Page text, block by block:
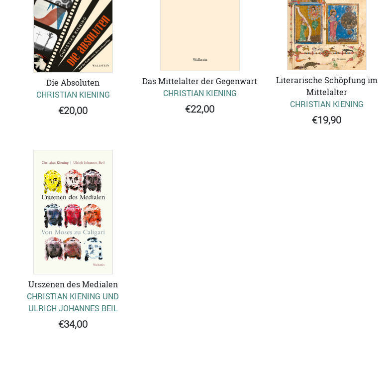
Die Absoluten
CHRISTIAN KIENING
€20,00
Das Mittelalter der Gegenwart
CHRISTIAN KIENING
€22,00
Literarische Schöpfung im
Mittelalter
CHRISTIAN KIENING
€19,90
Urszenen des Medialen
CHRISTIAN KIENING UND
ULRICH JOHANNES BEIL
€34,00